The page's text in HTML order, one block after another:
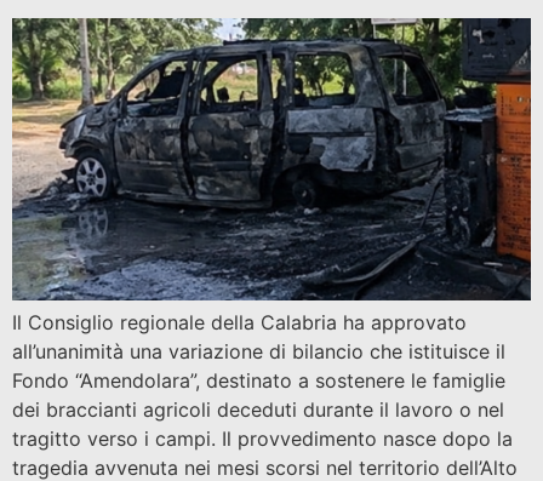
Il Consiglio regionale della Calabria ha approvato
all’unanimità una variazione di bilancio che istituisce il
Fondo “Amendolara”, destinato a sostenere le famiglie
dei braccianti agricoli deceduti durante il lavoro o nel
tragitto verso i campi. Il provvedimento nasce dopo la
tragedia avvenuta nei mesi scorsi nel territorio dell’Alto